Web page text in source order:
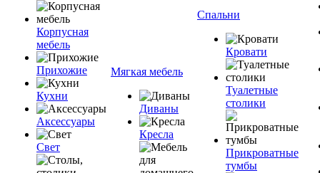
Корпусная
мебель
Прихожие
Кухни
Аксессуары
Свет
Мягкая мебель
Диваны
Кресла
Спальни
Кровати
Туалетные
столики
Прикроватные
тумбы